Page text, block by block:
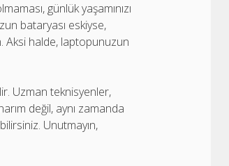
günlük yaşamınızı
bataryası eskiyse,
Aksi halde, laptopunuzun
Uzman teknisyenler,
değil, aynı zamanda
Unutmayın,